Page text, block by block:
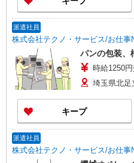
派遣社員
株式会社テクノ・サービス/お仕事
パンの包装、
時給1250
埼玉県北足
キープ
派遣社員
株式会社テクノ・サービス/お仕事